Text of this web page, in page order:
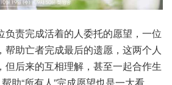
负责完成活着的人委托的愿望，一位
帮助亡者完成最后的遗愿，这两个人
但后来的互相理解，甚至一起合作生